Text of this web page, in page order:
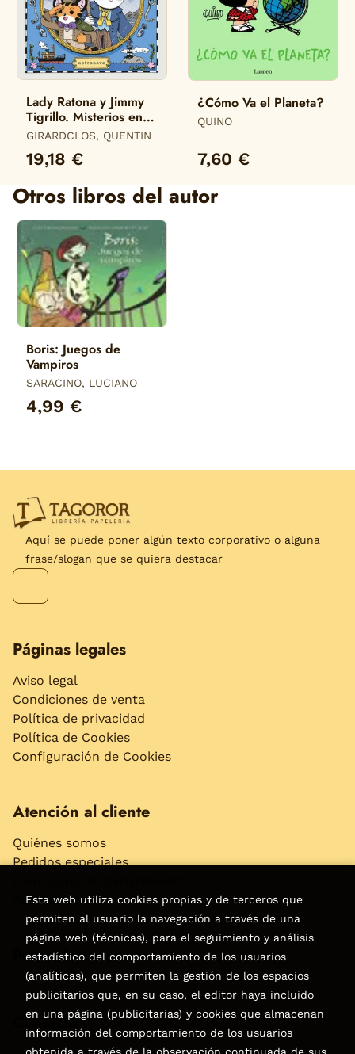
Lady Ratona y Jimmy
Tigrillo. Misterios en
Finisterre
GIRARDCLOS, QUENTIN
19,18 €
¿Cómo Va el Planeta?
QUINO
7,60 €
Otros libros del autor
Boris: Juegos de
Vampiros
SARACINO, LUCIANO
4,99 €
Aquí se puede poner algún texto corporativo o alguna
frase/slogan que se quiera destacar
Páginas legales
Aviso legal
Condiciones de venta
Política de privacidad
Política de Cookies
Configuración de Cookies
Atención al cliente
Quiénes somos
Pedidos especiales
Accesibilidad
Puede interesarte
Contacto
Esta web utiliza cookies propias y de terceros que
permiten al usuario la navegación a través de una
página web (técnicas), para el seguimiento y análisis
estadístico del comportamiento de los usuarios
(analíticas), que permiten la gestión de los espacios
publicitarios que, en su caso, el editor haya incluido
en una página (publicitarias) y cookies que almacenan
información del comportamiento de los usuarios